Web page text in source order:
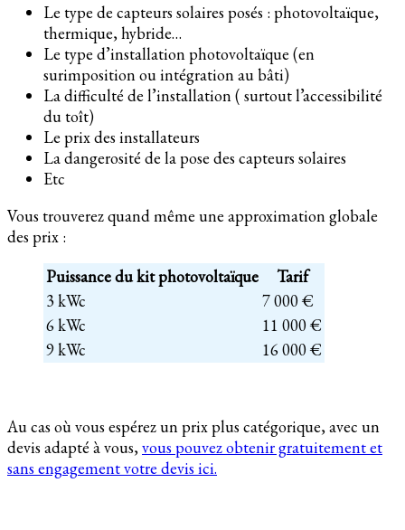
Le type de capteurs solaires posés : photovoltaïque,
thermique, hybride…
Le type d’installation photovoltaïque (en
surimposition ou intégration au bâti)
La difficulté de l’installation ( surtout l’accessibilité
du toît)
Le prix des installateurs
La dangerosité de la pose des capteurs solaires
Etc
Vous trouverez quand même une approximation globale
des prix :
Puissance du kit photovoltaïque
Tarif
3 kWc
7 000 €
6 kWc
11 000 €
9 kWc
16 000 €
Au cas où vous espérez un prix plus catégorique, avec un
devis adapté à vous,vous pouvez obtenir gratuitement et
sans engagement votre devis ici.